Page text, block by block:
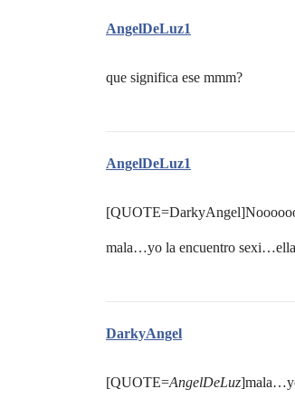
AngelDeLuz1
que significa ese mmm?
AngelDeLuz1
mala…yo la encuentro sexi…ella
DarkyAngel
[QUOTE=AngelDeLuz